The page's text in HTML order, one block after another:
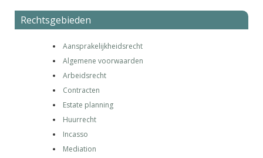
Rechtsgebieden
Aansprakelijkheidsrecht
Algemene voorwaarden
Arbeidsrecht
Contracten
Estate planning
Huurrecht
Incasso
Mediation